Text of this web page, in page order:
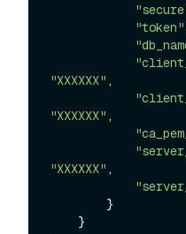
"token"
"XXXXXX" ,
"XXXXXX" ,
"XXXXXX" ,